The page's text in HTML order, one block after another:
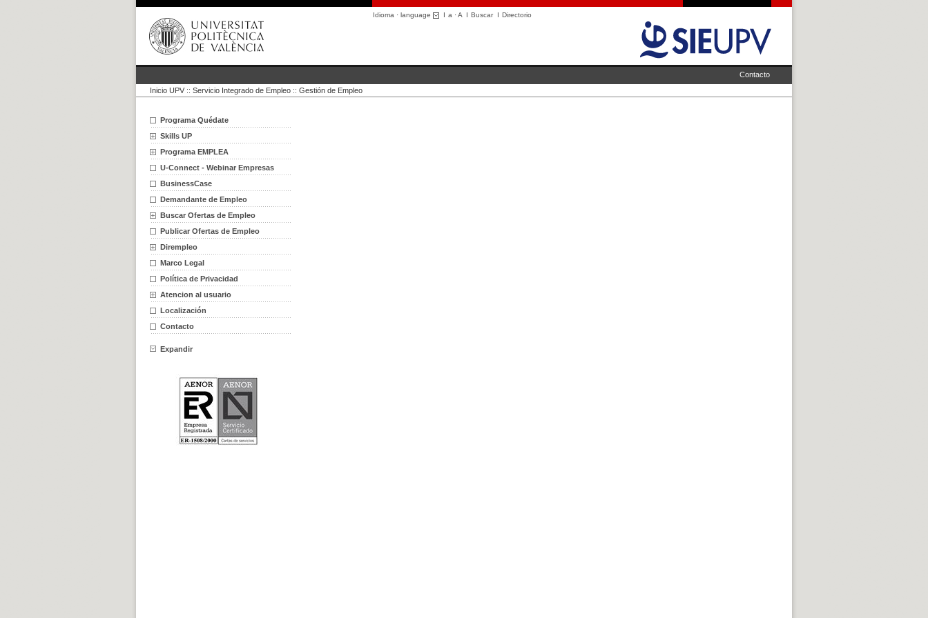
Idioma · language I a ·A I BuscarI Directorio
Contacto
Inicio UPV :: Servicio Integrado de Empleo :: Gestión de Empleo
Programa Quédate
Skills UP
Programa EMPLEA
U-Connect - Webinar Empresas
BusinessCase
Demandante de Empleo
Buscar Ofertas de Empleo
Publicar Ofertas de Empleo
Dirempleo
Marco Legal
Política de Privacidad
Atencion al usuario
Localización
Contacto
Expandir